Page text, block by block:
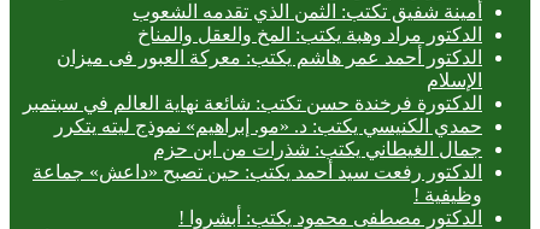
أمينة شفيق تكتب: الثمن الذي تقدمه الشعوب
الدكتور مراد وهبة يكتب: المخ والعقل والمناخ
الدكتور أحمد عمر هاشم يكتب: معركة العبور فى ميزان
الإسلام
الدكتورة فرخندة حسن تكتب: شائعة نهاية العالم في سبتمبر
حمدي الكنيسي يكتب: د. «مو. إبراهيم» نموذج ليته يتكرر
جمال الغيطاني يكتب: شذرات من ابن حزم
الدكتور رفعت سيد أحمد يكتب: حين تصبح «داعش» جماعة
وظيفية !
الدكتور مصطفى محمود يكتب: أبشروا !